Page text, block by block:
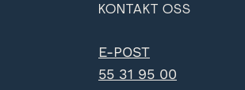
KONTAKT OSS
E-POST
55 31 95 00